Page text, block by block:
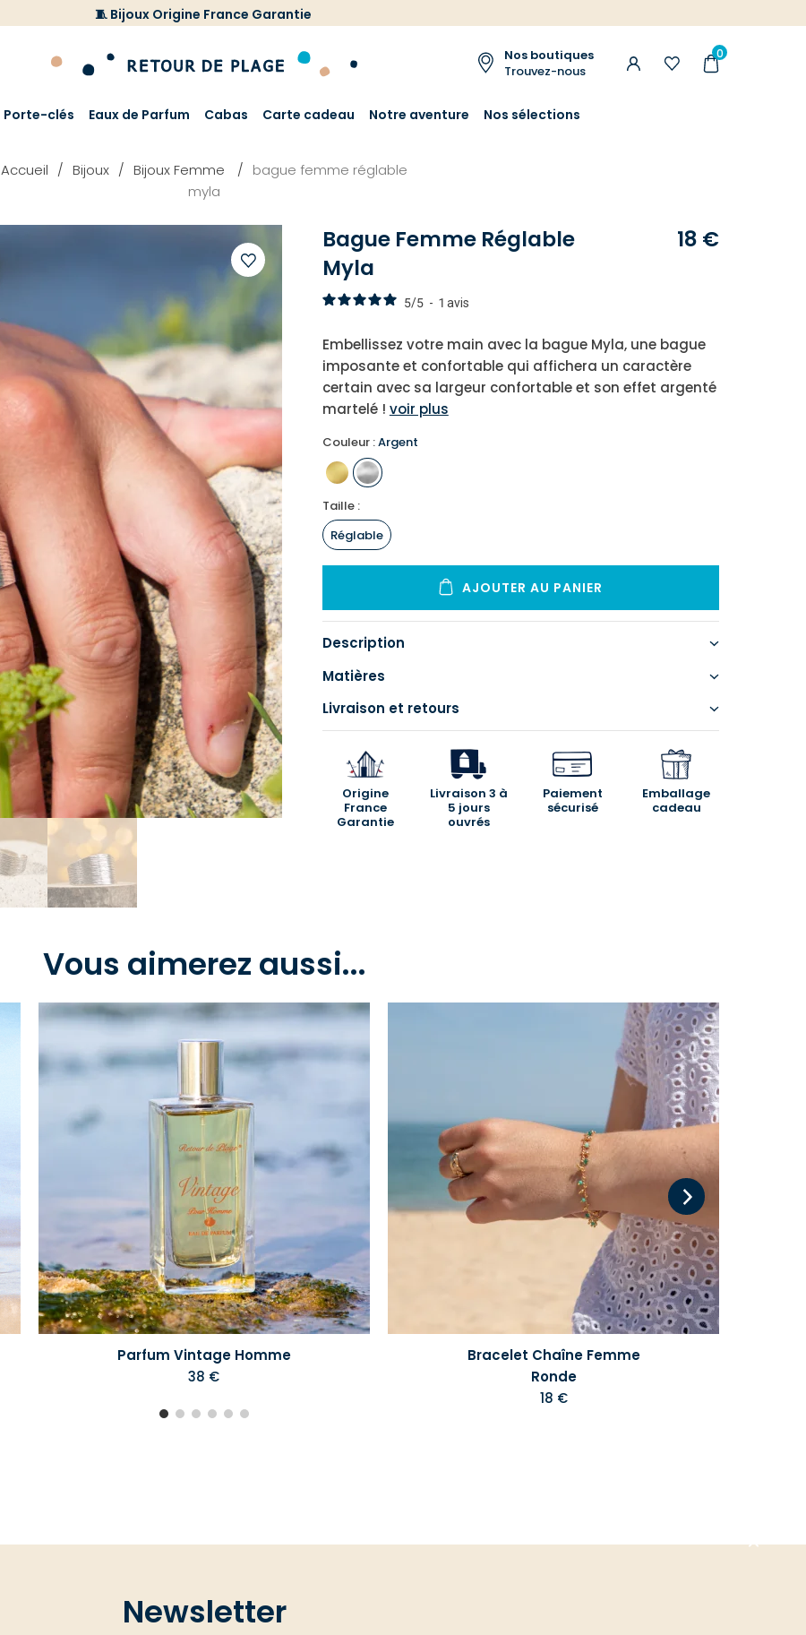
🧵 Bijoux Origine France Garantie
Nos boutiques
Trouvez-nous
0
Porte-clés Eaux de Parfum Cabas Carte cadeau Notre aventure Nos sélections
Accueil Bijoux Bijoux Femme
bague femme réglable
myla
Ajouter
votre
liste
Bague Femme Réglable
Myla
18 €
5/5 - 1 avis
Embellissez votre main avec la bague Myla, une bague
imposante et confortable qui affichera un caractère
certain avec sa largeur confortable et son effet argenté
martelé ! voir plus
Couleur :Argent
Taille :
Réglable
AJOUTER AU PANIER
Description
Matières
Livraison et retours
Origine
France
Garantie
Livraison 3 à
5 jours
ouvrés
Paiement
sécurisé
Emballage
cadeau
Vous aimerez aussi...
Parfum Vintage Homme
38 €
Bracelet Chaîne Femme
Ronde
18 €
Newsletter